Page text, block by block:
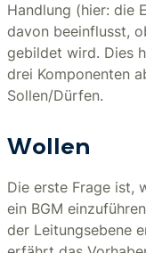
Handlung (hier: die
davon beeinflusst,
gebildet wird. Dies
drei Komponenten
Sollen/Dürfen.
Wollen
Die erste Frage ist,
ein BGM
der Leitungsebene